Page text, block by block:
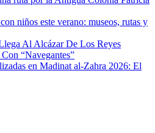
niños este verano: museos, rutas y
Al Alcázar De Los Reyes
“Navegantes”
en Madinat al-Zahra 2026: El